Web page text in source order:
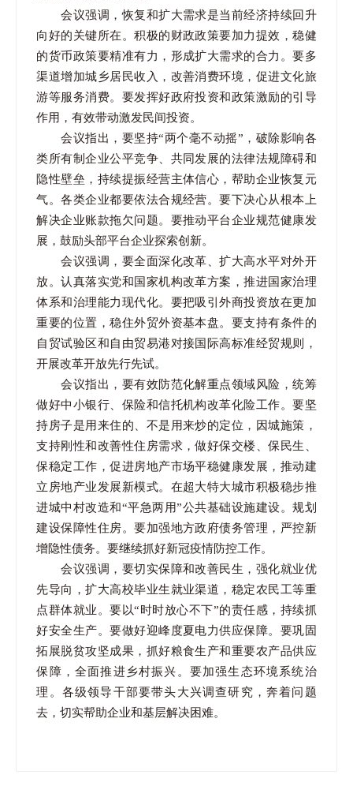
会议强调，恢复和扩大需求是当前经济持续回升
向好的关键所在。积极的财政政策要加力提效，稳健
的货币政策要精准有力，形成扩大需求的合力。要多
渠道增加城乡居民收入，改善消费环境，促进文化旅
游等服务消费。要发挥好政府投资和政策激励的引导
作用，有效带动激发民间投资。
会议指出，要坚持“两个毫不动摇”，破除影响各
类所有制企业公平竞争、共同发展的法律法规障碍和
隐性壁垒，持续提振经营主体信心，帮助企业恢复元
气。各类企业都要依法合规经营。要下决心从根本上
解决企业账款拖欠问题。要推动平台企业规范健康发
展，鼓励头部平台企业探索创新。
会议强调，要全面深化改革、扩大高水平对外开
放。认真落实党和国家机构改革方案，推进国家治理
体系和治理能力现代化。要把吸引外商投资放在更加
重要的位置，稳住外贸外资基本盘。要支持有条件的
自贸试验区和自由贸易港对接国际高标准经贸规则，
开展改革开放先行先试。
会议指出，要有效防范化解重点领域风险，统筹
做好中小银行、保险和信托机构改革化险工作。要坚
持房子是用来住的、不是用来炒的定位，因城施策，
支持刚性和改善性住房需求，做好保交楼、保民生、
保稳定工作，促进房地产市场平稳健康发展，推动建
立房地产业发展新模式。在超大特大城市积极稳步推
进城中村改造和“平急两用”公共基础设施建设。规划
建设保障性住房。要加强地方政府债务管理，严控新
增隐性债务。要继续抓好新冠疫情防控工作。
会议强调，要切实保障和改善民生，强化就业优
先导向，扩大高校毕业生就业渠道，稳定农民工等重
点群体就业。要以“时时放心不下”的责任感，持续抓
好安全生产。要做好迎峰度夏电力供应保障。要巩固
拓展脱贫攻坚成果，抓好粮食生产和重要农产品供应
保障，全面推进乡村振兴。要加强生态环境系统治
理。各级领导干部要带头大兴调查研究，奔着问题
去，切实帮助企业和基层解决困难。